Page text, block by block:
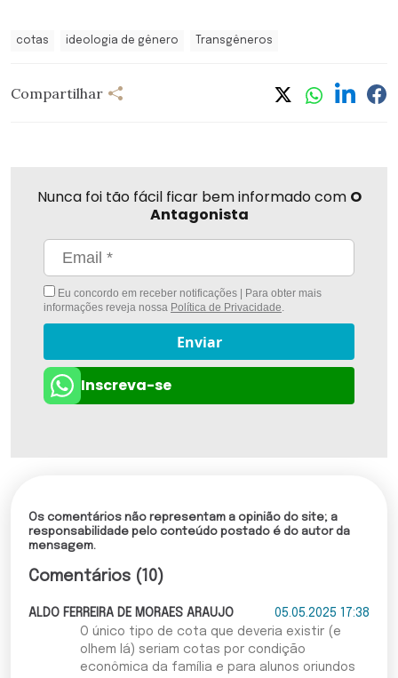
cotas ideologia de gênero Transgêneros
Compartilhar
Nunca foi tão fácil ficar bem informado com O
Antagonista
Eu concordo em receber notificações | Para obter mais
informações reveja nossa Política de Privacidade.
Enviar
Inscreva-se
Os comentários não representam a opinião do site; a
responsabilidade pelo conteúdo postado é do autor da
mensagem.
Comentários (10)
ALDO FERREIRA DE MORAES ARAUJO
05.05.2025 17:38
O único tipo de cota que deveria existir (e
olhem lá) seriam cotas por condição
econômica da família e para alunos oriundos